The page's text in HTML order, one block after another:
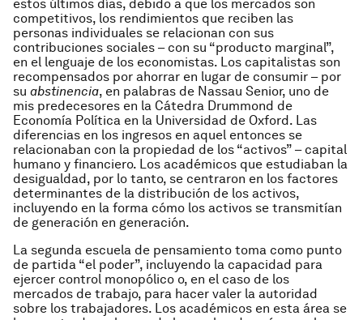
estos últimos días, debido a que los mercados son
competitivos, los rendimientos que reciben las
personas individuales se relacionan con sus
contribuciones sociales – con su “producto marginal”,
en el lenguaje de los economistas. Los capitalistas son
recompensados ​​por ahorrar en lugar de consumir – por
su abstinencia, en palabras de Nassau Senior, uno de
mis predecesores en la Cátedra Drummond de
Economía Política en la Universidad de Oxford. Las
diferencias en los ingresos en aquel entonces se
relacionaban con la propiedad de los “activos” – capital
humano y financiero. Los académicos que estudiaban la
desigualdad, por lo tanto, se centraron en los factores
determinantes de la distribución de los activos,
incluyendo en la forma cómo los activos se transmitían
de generación en generación.
La segunda escuela de pensamiento toma como punto
de partida “el poder”, incluyendo la capacidad para
ejercer control monopólico o, en el caso de los
mercados de trabajo, para hacer valer la autoridad
sobre los trabajadores. Los académicos en esta área se